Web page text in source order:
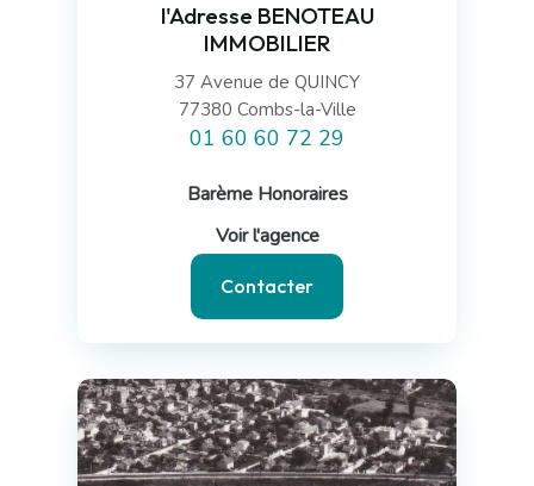
l'Adresse BENOTEAU
IMMOBILIER
37 Avenue de QUINCY
77380 Combs-la-Ville
01 60 60 72 29
Barème Honoraires
Voir l'agence
Contacter